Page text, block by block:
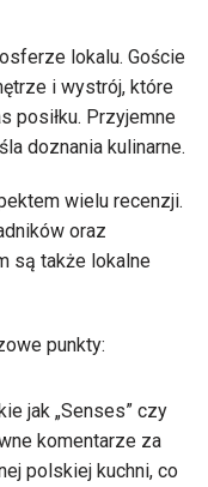
lokalu. Goście
i wystrój, które
posiłku. Przyjemne
doznania kulinarne.
wielu recenzji.
oraz
są także lokalne
punkty:
jak „Senses” czy
komentarze za
polskiej kuchni, co